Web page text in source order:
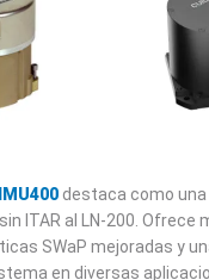
destaca como
ITAR al LN-200. Ofrece
SWaP mejoradas y
en diversas